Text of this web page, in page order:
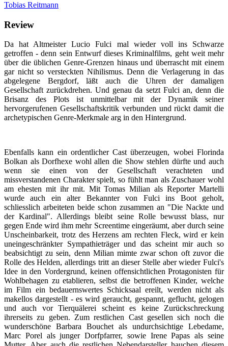
Tobias Reitmann
Review
Da hat Altmeister Lucio Fulci mal wieder voll ins Schwarze
getroffen - denn sein Entwurf dieses Kriminalfilms, geht weit mehr
über die üblichen Genre-Grenzen hinaus und überrascht mit einem
gar nicht so versteckten Nihilismus. Denn die Verlagerung in das
abgelegene Bergdorf, läßt auch die Uhren der damaligen
Gesellschaft zurückdrehen. Und genau da setzt Fulci an, denn die
Brisanz des Plots ist unmittelbar mit der Dynamik seiner
hervorgerufenen Gesellschaftskritik verbunden und rückt damit die
archetypischen Genre-Merkmale arg in den Hintergrund.
Ebenfalls kann ein ordentlicher Cast überzeugen, wobei Florinda
Bolkan als Dorfhexe wohl allen die Show stehlen dürfte und auch
wenn sie einen von der Gesellschaft verachteten und
missverstandenen Charakter spielt, so fühlt man als Zuschauer wohl
am ehesten mit ihr mit. Mit Tomas Milian als Reporter Martelli
wurde auch ein alter Bekannter von Fulci ins Boot geholt,
schliesslich arbeiteten beide schon zusammen an "Die Nackte und
der Kardinal". Allerdings bleibt seine Rolle bewusst blass, nur
gegen Ende wird ihm mehr Screentime eingeräumt, aber durch seine
Unscheinbarkeit, trotz des Herzens am rechten Fleck, wird er kein
uneingeschränkter Sympathieträger und das scheint mir auch so
beabsichtigt zu sein, denn Milian mimte zwar schon oft zuvor die
Rolle des Helden, allerdings tritt an dieser Stelle aber wieder Fulci's
Idee in den Vordergrund, keinen offensichtlichen Protagonisten für
Wohlbehagen zu etablieren, selbst die betroffenen Kinder, welche
im Film ein bedauernswertes Schicksaal ereilt, werden nicht als
makellos dargestellt - es wird geraucht, gespannt, geflucht, gelogen
und auch vor Tierquälerei scheint es keine Zurückschreckung
ihrerseits zu geben. Zum restlichen Cast gesellen sich noch die
wunderschöne Barbara Bouchet als undurchsichtige Lebedame,
Marc Porel als junger Dorfpfarrer, sowie Irene Papas als seine